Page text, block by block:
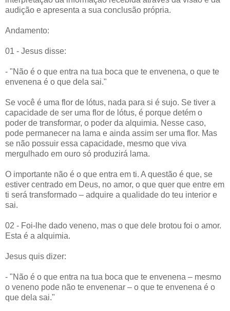
audição e apresenta a sua conclusão própria.
Andamento:
01 - Jesus disse:
- "Não é o que entra na tua boca que te envenena, o que te
envenena é o que dela sai."
Se você é uma flor de lótus, nada para si é sujo. Se tiver a
capacidade de ser uma flor de lótus, é porque detém o
poder de transformar, o poder da alquimia. Nesse caso,
pode permanecer na lama e ainda assim ser uma flor. Mas
se não possuir essa capacidade, mesmo que viva
mergulhado em ouro só produzirá lama.
O importante não é o que entra em ti. A questão é que, se
estiver centrado em Deus, no amor, o que quer que entre em
ti será transformado – adquire a qualidade do teu interior e
sai.
02 - Foi-lhe dado veneno, mas o que dele brotou foi o amor.
Esta é a alquimia.
Jesus quis dizer:
- "Não é o que entra na tua boca que te envenena – mesmo
o veneno pode não te envenenar – o que te envenena é o
que dela sai."